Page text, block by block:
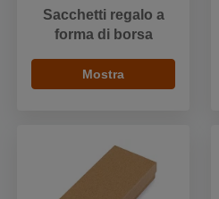
Sacchetti regalo a
forma di borsa
Mostra